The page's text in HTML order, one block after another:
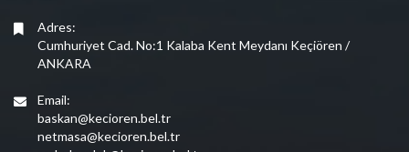
Adres:
Cumhuriyet Cad. No:1 Kalaba Kent Meydanı Keçiören /
ANKARA
Email:
baskan@kecioren.bel.tr
netmasa@kecioren.bel.tr